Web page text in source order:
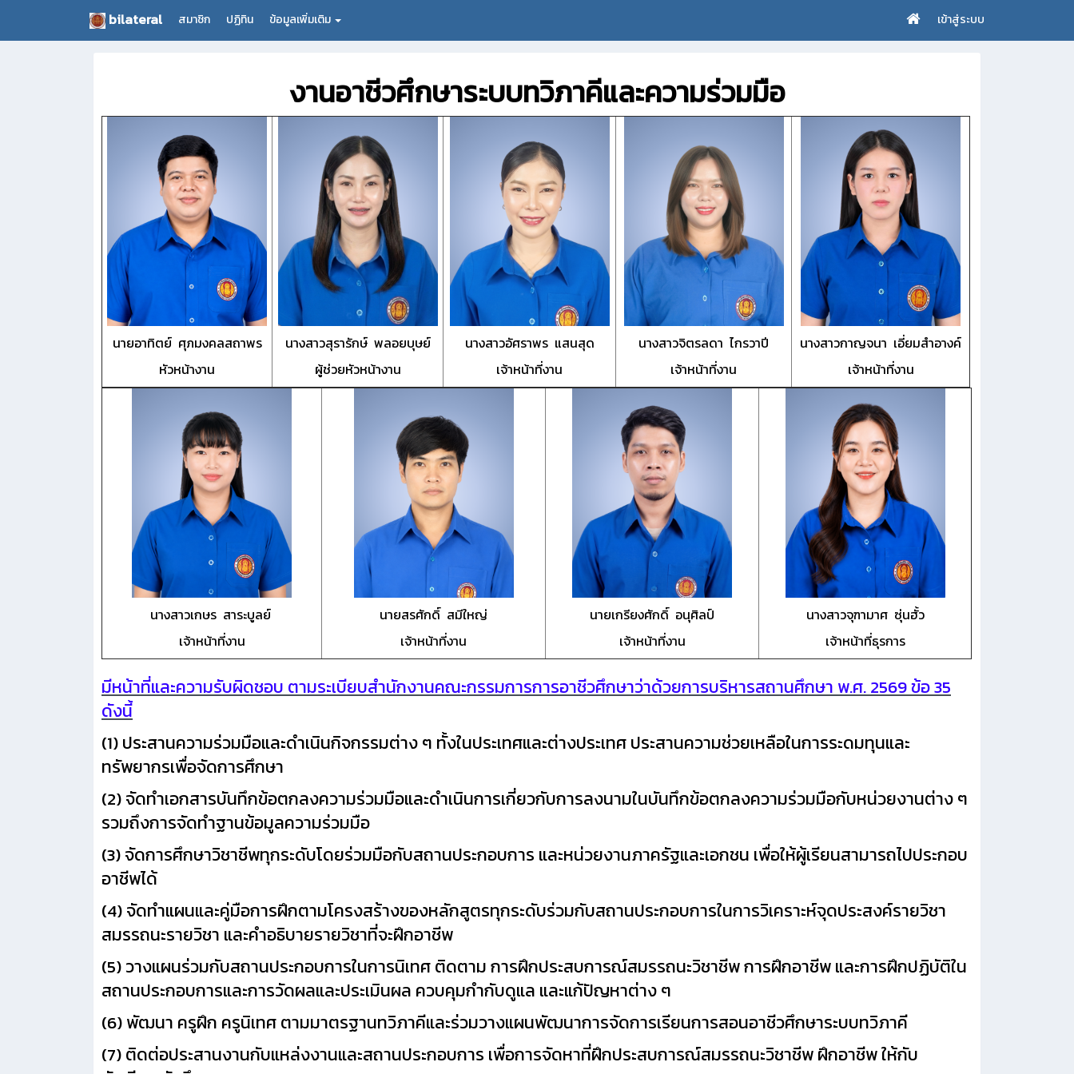
bilateral สมาชิก ปฏิทิน ข้อมูลเพิ่มเติม เข้าสู่ระบบ
งานอาชีวศึกษาระบบทวิภาคีและความร่วมมือ
นายอาทิตย์ ศุภมงคลสถาพร
หัวหน้างาน
นางสาวสุรารักษ์ พลอยบุษย์
ผู้ช่วยหัวหน้างาน
นางสาวอัศราพร แสนสุด
เจ้าหน้าที่งาน
นางสาวจิตรลดา ไกรวาปี
เจ้าหน้าที่งาน
นางสาวกาญจนา เอี่ยมสำอางค์
เจ้าหน้าที่งาน
นางสาวเกษร สาระบูลย์
เจ้าหน้าที่งาน
นายสรศักดิ์ สมีใหญ่
เจ้าหน้าที่งาน
นายเกรียงศักดิ์ อนุศิลป์
เจ้าหน้าที่งาน
นางสาวจุฑามาศ ซุ่นฮั้ว
เจ้าหน้าที่ธุรการ
มีหน้าที่และความรับผิดชอบ ตามระเบียบสำนักงานคณะกรรมการการอาชีวศึกษาว่าด้วยการบริหารสถานศึกษา พ.ศ. 2569 ข้อ 35
ดังนี้
(1) ประสานความร่วมมือและดำเนินกิจกรรมต่าง ๆ ทั้งในประเทศและต่างประเทศ ประสานความช่วยเหลือในการระดมทุนและ
ทรัพยากรเพื่อจัดการศึกษา
(2) จัดทำเอกสารบันทึกข้อตกลงความร่วมมือและดำเนินการเกี่ยวกับการลงนามในบันทึกข้อตกลงความร่วมมือกับหน่วยงานต่าง ๆ
รวมถึงการจัดทำฐานข้อมูลความร่วมมือ
(3) จัดการศึกษาวิชาชีพทุกระดับโดยร่วมมือกับสถานประกอบการ และหน่วยงานภาครัฐและเอกชน เพื่อให้ผู้เรียนสามารถไปประกอบ
อาชีพได้
(4) จัดทำแผนและคู่มือการฝึกตามโครงสร้างของหลักสูตรทุกระดับร่วมกับสถานประกอบการในการวิเคราะห์จุดประสงค์รายวิชา
สมรรถนะรายวิชา และคำอธิบายรายวิชาที่จะฝึกอาชีพ
(5) วางแผนร่วมกับสถานประกอบการในการนิเทศ ติดตาม การฝึกประสบการณ์สมรรถนะวิชาชีพ การฝึกอาชีพ และการฝึกปฏิบัติใน
สถานประกอบการและการวัดผลและประเมินผล ควบคุมกำกับดูแล และแก้ปัญหาต่าง ๆ
(6) พัฒนา ครูฝึก ครูนิเทศ ตามมาตรฐานทวิภาคีและร่วมวางแผนพัฒนาการจัดการเรียนการสอนอาชีวศึกษาระบบทวิภาคี
(7) ติดต่อประสานงานกับแหล่งงานและสถานประกอบการ เพื่อการจัดหาที่ฝึกประสบการณ์สมรรถนะวิชาชีพ ฝึกอาชีพ ให้กับ